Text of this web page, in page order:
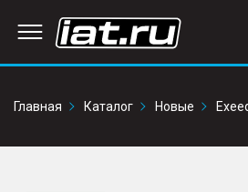
Главная
Каталог Новые